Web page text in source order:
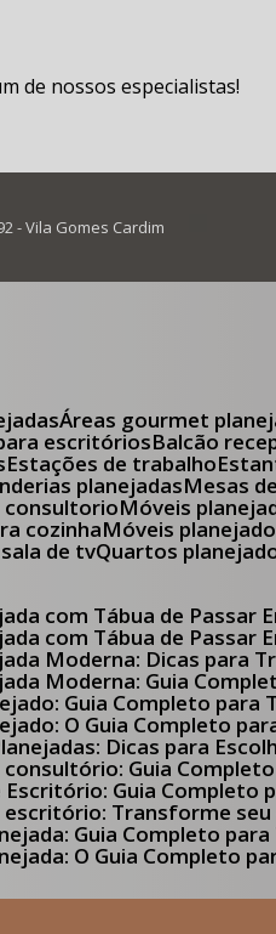
de nossos especialistas!
- Vila Gomes Cardim
Áreas gourmet
escritórios Balcão
Estações de trabalho
planejadas Mesas
consultorio Móveis
cozinha Móveis
sala de tv Quartos
com Tábua de Passar
com Tábua de Passar
Moderna: Dicas para
Moderna: Guia
Guia Completo
O Guia Completo
Dicas para
consultório: Guia
Escritório: Guia
escritório: Transforme
Guia Completo
O Guia Completo